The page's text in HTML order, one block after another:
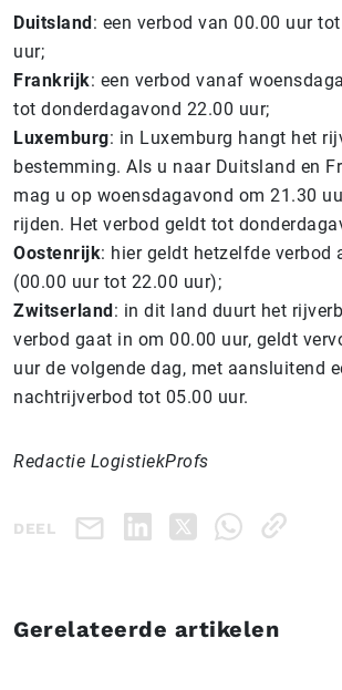
Duitsland: een verbod van 00.00 uur
uur;
Frankrijk: een verbod vanaf
tot donderdagavond 22.00 uur;
Luxemburg: in Luxemburg hangt het
bestemming. Als u naar Duitsland en
mag u op woensdagavond om 21.30
rijden. Het verbod geldt tot
Oostenrijk: hier geldt hetzelfde verbod
(00.00 uur tot 22.00 uur);
Zwitserland: in dit land duurt het
verbod gaat in om 00.00 uur, geldt
uur de volgende dag, met aansluitend
nachtrijverbod tot 05.00 uur.
Redactie LogistiekProfs
DEEL
Gerelateerde artikelen